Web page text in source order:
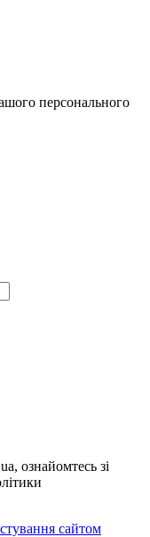
персонального
ознайомтесь зі
сайтом